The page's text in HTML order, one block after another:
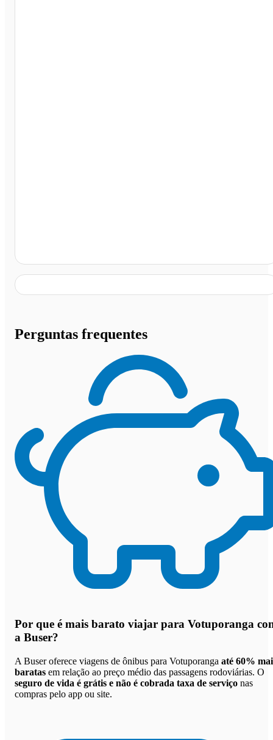
Perguntas frequentes
Por que é mais barato viajar para Votuporanga
a Buser?
A Buser oferece viagens de ônibus para Votuporanga até 60%
baratas em relação ao preço médio das passagens rodoviárias. O
seguro de vida é grátis e não é cobrada taxa de serviço nas
compras pelo app ou site.